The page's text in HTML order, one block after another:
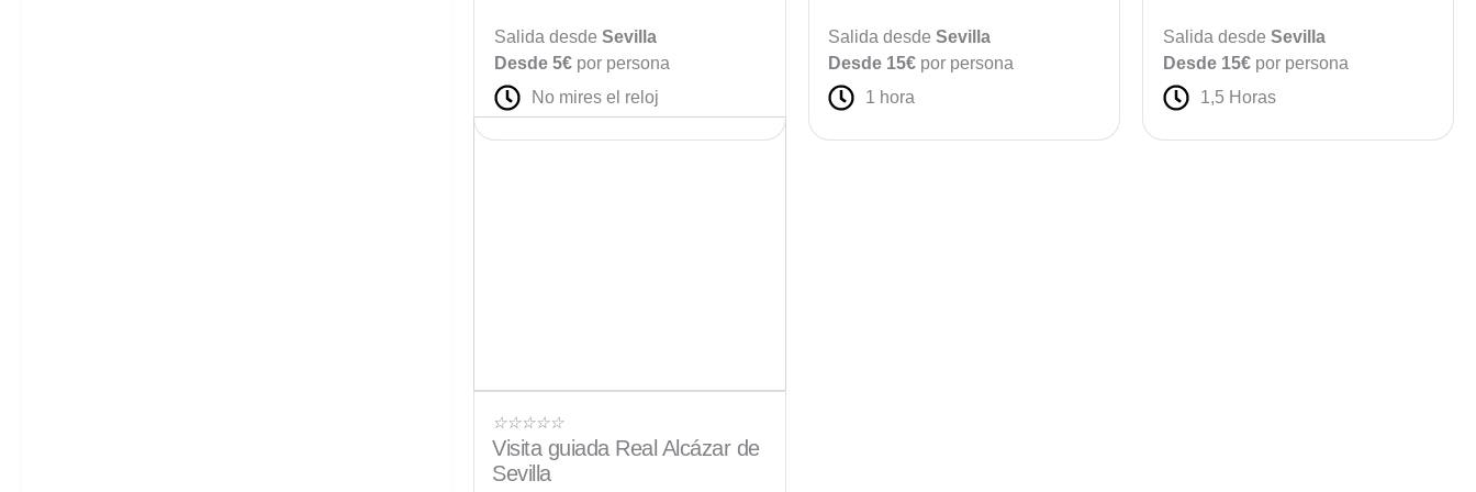
Salida desdeSevilla
Desde 5€ por persona
No mires el reloj
Salida desdeSevilla
Desde 15€ por persona
1 hora
Salida desde Sevilla
Desde 15€por persona
1,5 Horas
☆☆☆☆☆Valorado
con
Visita guiada Real Alcázar de
Sevilla